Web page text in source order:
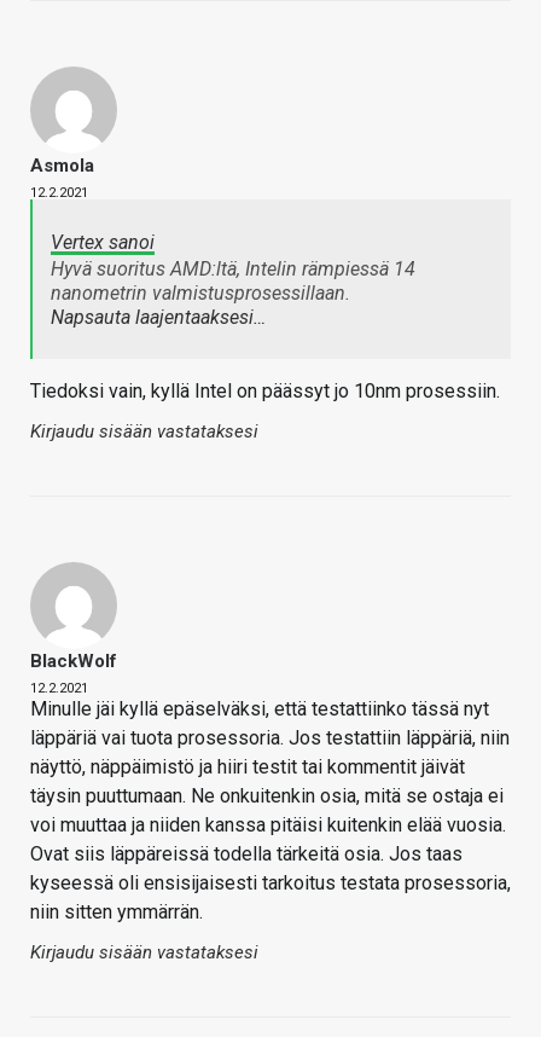
Asmola
12.2.2021
Vertex sanoi
Hyvä suoritus AMD:ltä, Intelin rämpiessä 14
nanometrin valmistusprosessillaan.
Napsauta laajentaaksesi…
Tiedoksi vain, kyllä Intel on päässyt jo 10nm prosessiin.
Kirjaudu sisään vastataksesi
BlackWolf
12.2.2021
Minulle jäi kyllä epäselväksi, että testattiinko tässä nyt
läppäriä vai tuota prosessoria. Jos testattiin läppäriä, niin
näyttö, näppäimistö ja hiiri testit tai kommentit jäivät
täysin puuttumaan. Ne onkuitenkin osia, mitä se ostaja ei
voi muuttaa ja niiden kanssa pitäisi kuitenkin elää vuosia.
Ovat siis läppäreissä todella tärkeitä osia. Jos taas
kyseessä oli ensisijaisesti tarkoitus testata prosessoria,
niin sitten ymmärrän.
Kirjaudu sisään vastataksesi